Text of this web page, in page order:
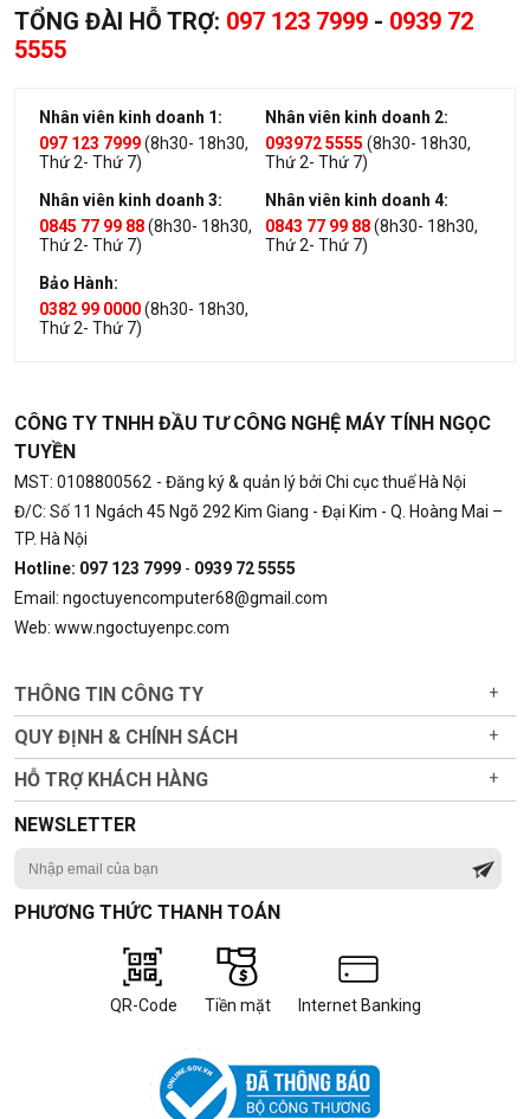
TỔNG ĐÀI HỖ TRỢ: 097 123 7999 - 0939 72
5555
Nhân viên kinh doanh 1:
097 123 7999(8h30- 18h30,
Thứ 2- Thứ 7)
Nhân viên kinh doanh 2:
093972 5555 (8h30- 18h30,
Thứ 2- Thứ 7)
Nhân viên kinh doanh 3:
0845 77 99 88(8h30- 18h30,
Thứ 2- Thứ 7)
Nhân viên kinh doanh 4:
0843 77 99 88(8h30- 18h30,
Thứ 2- Thứ 7)
Bảo Hành:
0382 99 0000(8h30- 18h30,
Thứ 2- Thứ 7)
CÔNG TY TNHH ĐẦU TƯ CÔNG NGHỆ MÁY TÍNH NGỌC
TUYỀN
MST: 0108800562 - Đăng ký & quản lý bởi Chi cục thuế Hà Nội
Đ/C: Số 11 Ngách 45 Ngõ 292 Kim Giang - Đại Kim - Q. Hoàng Mai –
TP. Hà Nội
Hotline: 097 123 7999 - 0939 72 5555
Email: ngoctuyencomputer68@gmail.com
Web: www.ngoctuyenpc.com
THÔNG TIN CÔNG TY +
QUY ĐỊNH & CHÍNH SÁCH +
HỖ TRỢ KHÁCH HÀNG +
NEWSLETTER
PHƯƠNG THỨC THANH TOÁN
QR-Code Tiền mặt Internet Banking